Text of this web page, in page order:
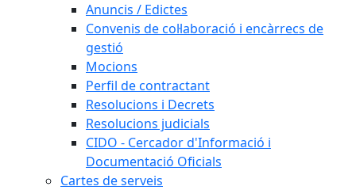
Anuncis / Edictes
Convenis de col·laboració i encàrrecs de
gestió
Mocions
Perfil de contractant
Resolucions i Decrets
Resolucions judicials
CIDO - Cercador d'Informació i
Documentació Oficials
Cartes de serveis